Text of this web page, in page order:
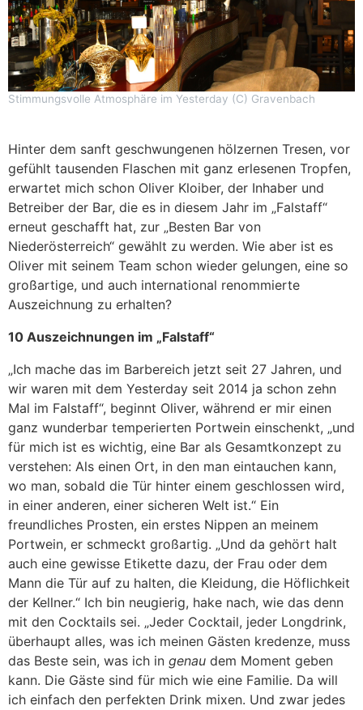
Stimmungsvolle Atmosphäre im Yesterday (C) Gravenbach
Hinter dem sanft geschwungenen hölzernen Tresen, vor
gefühlt tausenden Flaschen mit ganz erlesenen Tropfen,
erwartet mich schon Oliver Kloiber, der Inhaber und
Betreiber der Bar, die es in diesem Jahr im „Falstaff“
erneut geschafft hat, zur „Besten Bar von
Niederösterreich“ gewählt zu werden. Wie aber ist es
Oliver mit seinem Team schon wieder gelungen, eine so
großartige, und auch international renommierte
Auszeichnung zu erhalten?
10 Auszeichnungen im „Falstaff“
„Ich mache das im Barbereich jetzt seit 27 Jahren, und
wir waren mit dem Yesterday seit 2014 ja schon zehn
Mal im Falstaff“, beginnt Oliver, während er mir einen
ganz wunderbar temperierten Portwein einschenkt, „und
für mich ist es wichtig, eine Bar als Gesamtkonzept zu
verstehen: Als einen Ort, in den man eintauchen kann,
wo man, sobald die Tür hinter einem geschlossen wird,
in einer anderen, einer sicheren Welt ist.“ Ein
freundliches Prosten, ein erstes Nippen an meinem
Portwein, er schmeckt großartig. „Und da gehört halt
auch eine gewisse Etikette dazu, der Frau oder dem
Mann die Tür auf zu halten, die Kleidung, die Höflichkeit
der Kellner.“ Ich bin neugierig, hake nach, wie das denn
mit den Cocktails sei. „Jeder Cocktail, jeder Longdrink,
überhaupt alles, was ich meinen Gästen kredenze, muss
das Beste sein, was ich in genau dem Moment geben
kann. Die Gäste sind für mich wie eine Familie. Da will
ich einfach den perfekten Drink mixen. Und zwar jedes